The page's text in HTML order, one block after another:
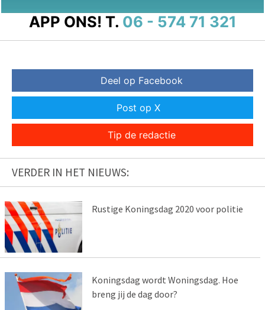
APP ONS! T. 06 - 574 71 321
Deel op Facebook
Post op X
Tip de redactie
VERDER IN HET NIEUWS:
Rustige Koningsdag 2020 voor politie
Koningsdag wordt Woningsdag. Hoe
breng jij de dag door?